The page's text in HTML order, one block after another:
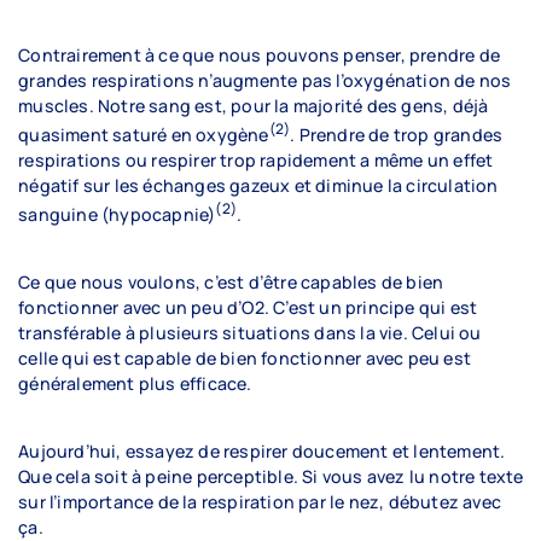
Futurs membres
Assurances
Devenir membre
Étudiant.es
Examen d’admission
Formation continue
Grille tarifaire
Contrairement à ce que nous pouvons penser, prendre de
grandes respirations n’augmente pas l’oxygénation de nos
muscles. Notre sang est, pour la majorité des gens, déjà
quasiment saturé en oxygène(2). Prendre de trop grandes
respirations ou respirer trop rapidement a même un effet
négatif sur les échanges gazeux et diminue la circulation
sanguine (hypocapnie)(2).
Ce que nous voulons, c’est d’être capables de bien
fonctionner avec un peu d’O2. C’est un principe qui est
transférable à plusieurs situations dans la vie. Celui ou
celle qui est capable de bien fonctionner avec peu est
généralement plus efficace.
Aujourd’hui, essayez de respirer doucement et lentement.
Que cela soit à peine perceptible. Si vous avez lu notre texte
sur l’importance de la respiration par le nez, débutez avec
ça.